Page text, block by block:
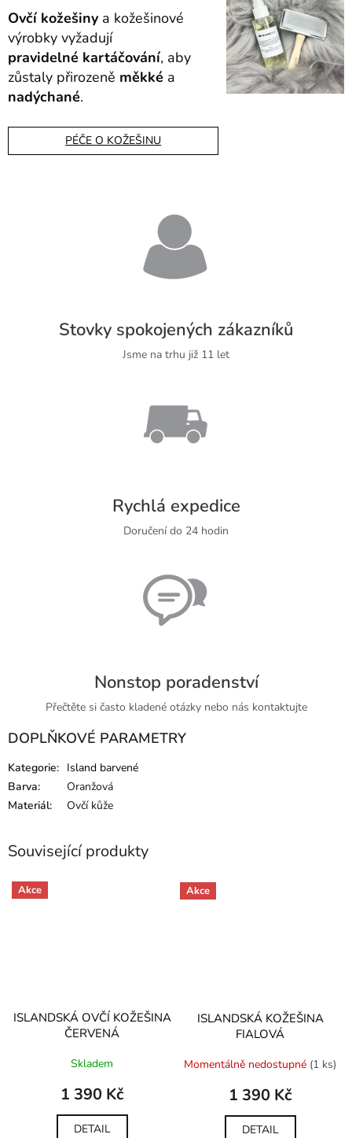
Ovčí kožešiny a kožešinové
výrobky vyžadují
pravidelné kartáčování, aby
zůstaly přirozeně měkké a
nadýchané.
PÉČE O KOŽEŠINU
Stovky spokojených zákazníků
Jsme na trhu již 11 let
Rychlá expedice
Doručení do 24 hodin
Nonstop poradenství
Přečtěte si často kladené otázky nebo nás kontaktujte
DOPLŇKOVÉ PARAMETRY
Kategorie: Island barvené
Barva:
Oranžová
Materiál: Ovčí kůže
Související produkty
Akce
ISLANDSKÁ OVČÍ KOŽEŠINA
ČERVENÁ
Skladem
1 390 Kč
DETAIL
Akce
ISLANDSKÁ KOŽEŠINA
FIALOVÁ
Momentálně nedostupné (1 ks)
1 390 Kč
DETAIL